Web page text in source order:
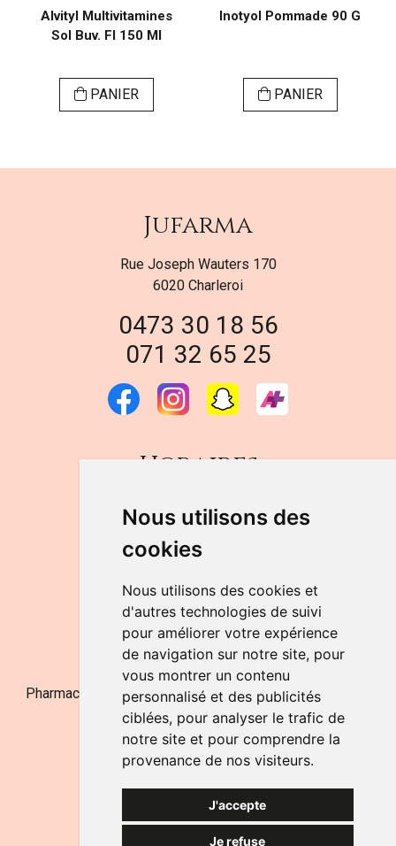
Nous utilisons des
cookies
Nous utilisons des cookies et
d'autres technologies de suivi
pour améliorer votre expérience
de navigation sur notre site, pour
vous montrer un contenu
personnalisé et des publicités
ciblées, pour analyser le trafic de
notre site et pour comprendre la
provenance de nos visiteurs.
J'accepte
Je refuse
Alvityl Multivitamines
Sol Buv. Fl 150 Ml
PANIER
Inotyol Pommade 90 G
PANIER
Jufarma
Rue Joseph Wauters 170
6020 Charleroi
0473 30 18 56
071 32 65 25
Horaires
DU LUNDI AU VENDREDI
de 9h à 12h30 et de 14h à 18h
LE SAMEDI
de 9h à 12h30
NOUS CONTACTER
Pharmacie Jufarma - Fatima Abachra - APB 521704 - N°
Entreprise BE0882-700-592